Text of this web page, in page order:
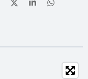
T
n
T
n
T
n